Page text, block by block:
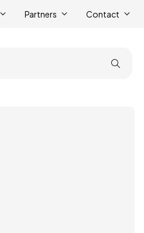
Partners Contact